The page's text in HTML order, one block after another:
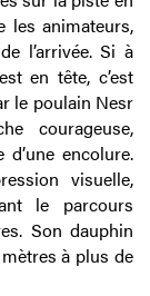
les animateurs,
l’arrivée. Si à
en tête, c’est
le poulain Nesr
courageuse,
encolure.
visuelle,
le parcours
Son dauphin
à plus de